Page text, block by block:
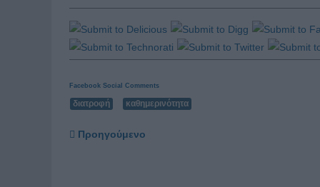
Facebook Social Comments
διατροφή καθημερινότητα
Προηγούμενο